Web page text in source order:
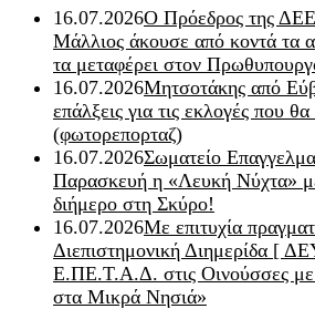
16.07.2026Ο Πρόεδρος της
Μάλλιος άκουσε από κοντά τα
τα μεταφέρει στον
16.07.2026Μητσοτάκης από
επάλξεις για τις εκλογές που
(φωτορεπορταζ)
16.07.2026Σωματείο
Παρασκευή η «Λευκή Νύχτα»
διήμερο στη Σκύρο!
16.07.2026Με επιτυχία
Διεπιστημονική Διημερίδα
Ε.ΠΕ.Τ.Α.Δ. στις Οινούσσες με
στα Μικρά Νησιά»